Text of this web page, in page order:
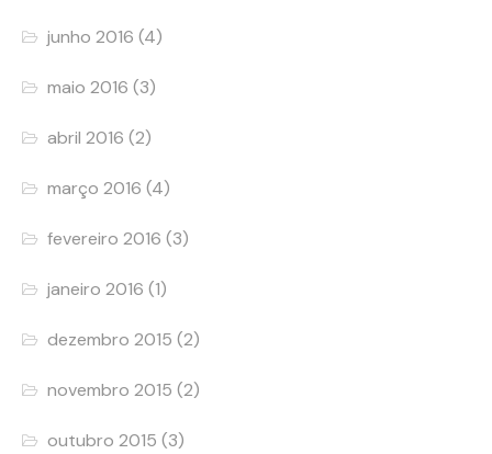
junho 2016 (4)
maio 2016 (3)
abril 2016 (2)
março 2016 (4)
fevereiro 2016 (3)
janeiro 2016 (1)
dezembro 2015 (2)
novembro 2015 (2)
outubro 2015 (3)